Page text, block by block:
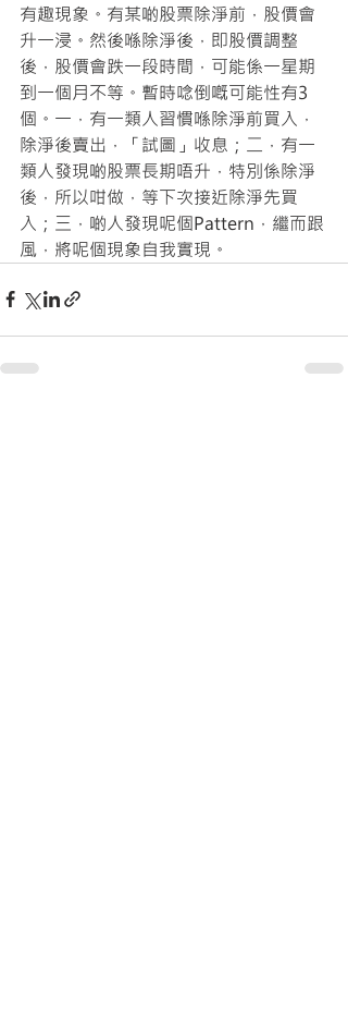
有趣現象。有某啲股票除淨前，股價會
升一浸。然後喺除淨後，即股價調整
後，股價會跌一段時間，可能係一星期
到一個月不等。暫時唸倒嘅可能性有3
個。一，有一類人習慣喺除淨前買入，
除淨後賣出，「試圖」收息；二，有一
類人發現啲股票長期唔升，特別係除淨
後，所以咁做，等下次接近除淨先買
入；三，啲人發現呢個Pattern，繼而跟
風，將呢個現象自我實現。